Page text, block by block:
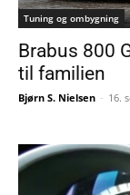
Tuning og ombygning
Brabus 800
til familien
Bjørn S. Nielsen - 16.